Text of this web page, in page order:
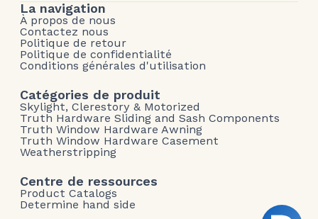
La navigation
À propos de nous
Contactez nous
Politique de retour
Politique de confidentialité
Conditions générales d'utilisation
Catégories de produit
Skylight, Clerestory & Motorized
Truth Hardware Sliding and Sash Components
Truth Window Hardware Awning
Truth Window Hardware Casement
Weatherstripping
Centre de ressources
Product Catalogs
Determine hand side